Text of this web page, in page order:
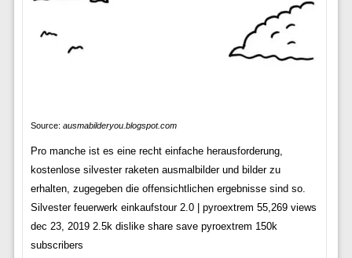
Source: ausmabilderyou.blogspot.com
Pro manche ist es eine recht einfache herausforderung,
kostenlose silvester raketen ausmalbilder und bilder zu
erhalten, zugegeben die offensichtlichen ergebnisse sind so.
Silvester feuerwerk einkaufstour 2.0 | pyroextrem 55,269 views
dec 23, 2019 2.5k dislike share save pyroextrem 150k
subscribers